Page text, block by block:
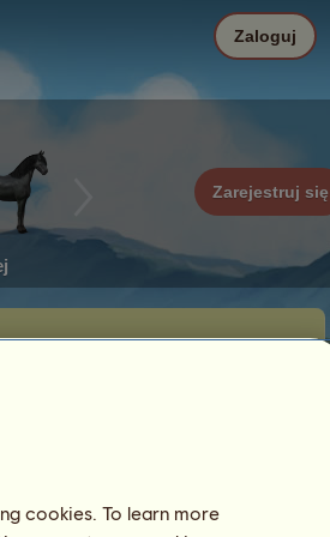
Zarejestruj się
Zaloguj
cookies. To learn more